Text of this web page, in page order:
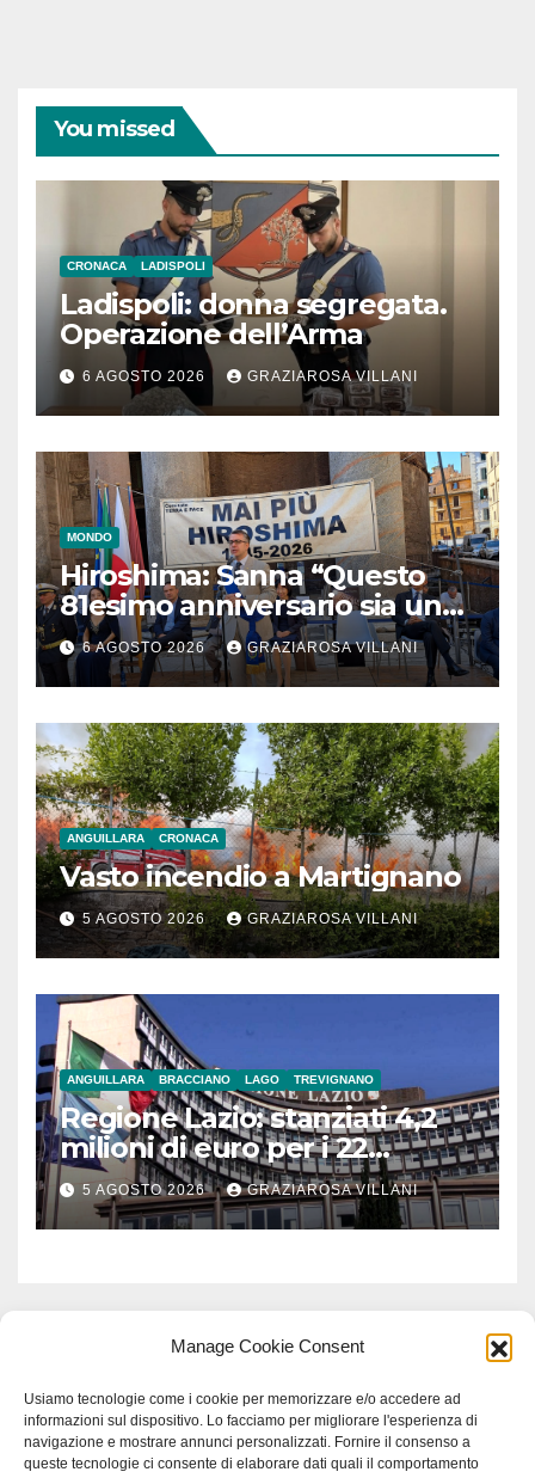
Manage Cookie Consent
Usiamo tecnologie come i cookie per memorizzare e/o accedere ad
informazioni sul dispositivo. Lo facciamo per migliorare l'esperienza di
navigazione e mostrare annunci personalizzati. Fornire il consenso a
queste tecnologie ci consente di elaborare dati quali il comportamento
You missed
CRONACA LADISPOLI
Ladispoli: donna segregata.
Operazione dell’Arma
6 AGOSTO 2026 GRAZIAROSA VILLANI
MONDO
Hiroshima: Sanna “Questo
81esimo anniversario sia un
monito per tutti”
6 AGOSTO 2026 GRAZIAROSA VILLANI
ANGUILLARA CRONACA
Vasto incendio a Martignano
5 AGOSTO 2026 GRAZIAROSA VILLANI
ANGUILLARA BRACCIANO LAGO TREVIGNANO
Regione Lazio: stanziati 4,2
milioni di euro per i 22
Comuni dell’Etruria
Meridionale
5 AGOSTO 2026 GRAZIAROSA VILLANI